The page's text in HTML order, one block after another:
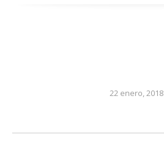
22 enero, 2018